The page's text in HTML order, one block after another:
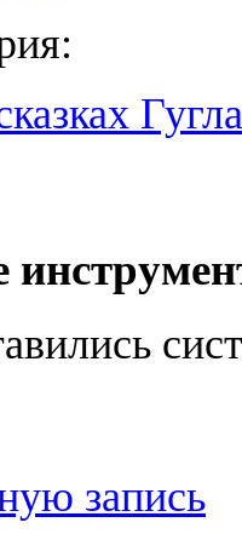
Гугла
запись